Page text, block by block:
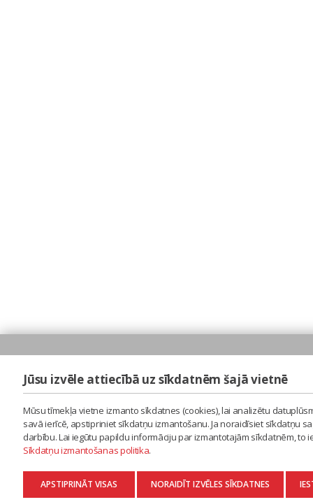
Jūsu izvēle attiecībā uz sīkdatnēm šajā vietnē
Mūsu tīmekļa vietne izmanto sīkdatnes (cookies), lai analizētu
savā ierīcē, apstipriniet sīkdatņu izmantošanu. Ja noraidīsiet sīkdatņu
darbību. Lai iegūtu papildu informāciju par izmantotajām sīkdatnēm,
Sīkdatņu izmantošanas politika.
APSTIPRINĀT VISAS NORAIDĪT IZVĒLES SĪKDATNES